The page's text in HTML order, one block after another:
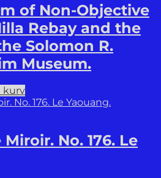
of Non-Objective
Rebay and the
Solomon R.
Museum.
kurv
No. 176. Le